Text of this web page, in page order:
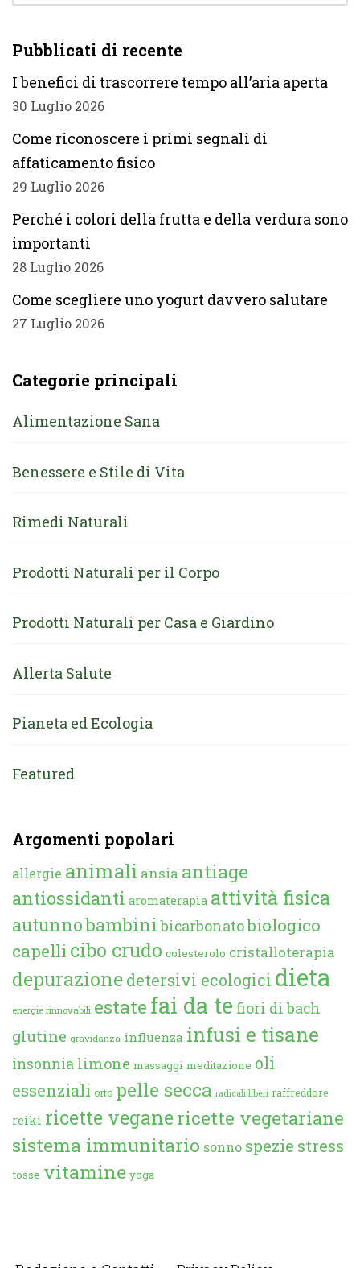
Pubblicati di recente
I benefici di trascorrere tempo all’aria aperta
30 Luglio 2026
Come riconoscere i primi segnali di
affaticamento fisico
29 Luglio 2026
Perché i colori della frutta e della verdura sono
importanti
28 Luglio 2026
Come scegliere uno yogurt davvero salutare
27 Luglio 2026
Categorie principali
Alimentazione Sana
Benessere e Stile di Vita
Rimedi Naturali
Prodotti Naturali per il Corpo
Prodotti Naturali per Casa e Giardino
Allerta Salute
Pianeta ed Ecologia
Featured
Argomenti popolari
allergie animali ansia antiage
antiossidanti aromaterapia attività fisica
autunnobambini bicarbonatobiologico
capelli cibo crudo colesterolo cristalloterapia
depurazione detersivi ecologici dieta
energie rinnovabili estate fai da te fiori di bach
glutine gravidanza influenza infusi e tisane
insonnia limone massaggi meditazione oli
essenziali orto pelle secca radicali liberi raffreddore
reiki ricette veganericette vegetariane
sistema immunitario sonno spezie stress
tosse vitamine yoga